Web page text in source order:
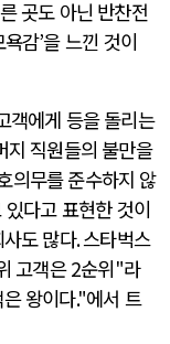
곳도 아닌 반찬전
욕감’을 느낀 것이
객에게 등을 돌리는
지 직원들의 불만을
의무를 준수하지 않
다고 표현한 것이
도 많다.스타벅스
고객은2순위"라
왕이다."에서 트